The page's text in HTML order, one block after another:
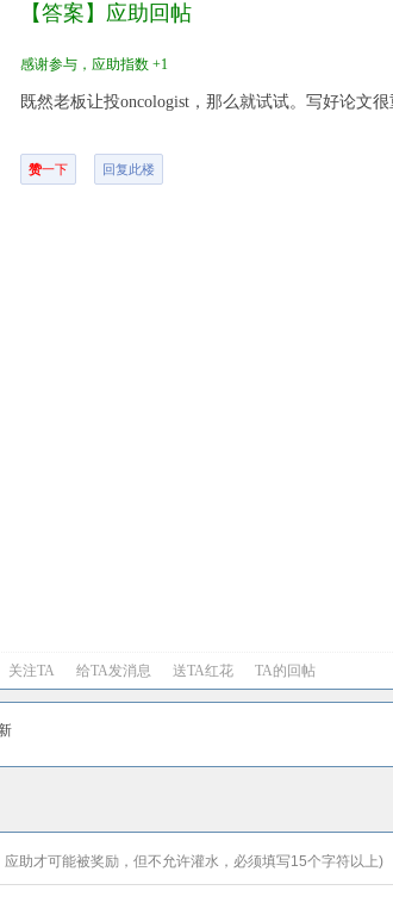
【答案】应助回帖
感谢参与，应助指数 +1
既然老板让投oncologist，那么就试试。写好论文很
赞一下 回复此楼
关注TA 给TA发消息 送TA红花 TA的回帖
应助才可能被奖励，但不允许灌水，必须填写15个字符以上)